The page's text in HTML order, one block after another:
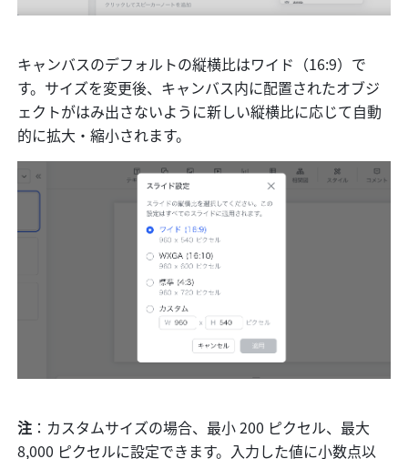
キャンバスのデフォルトの縦横比はワイド（16:9）で
す。サイズを変更後、キャンバス内に配置されたオブジ
ェクトがはみ出さないように新しい縦横比に応じて自動
的に拡大・縮小されます。
注 ：カスタムサイズの場合、最小 200 ピクセル、最大
8,000 ピクセルに設定できます。入力した値に小数点以